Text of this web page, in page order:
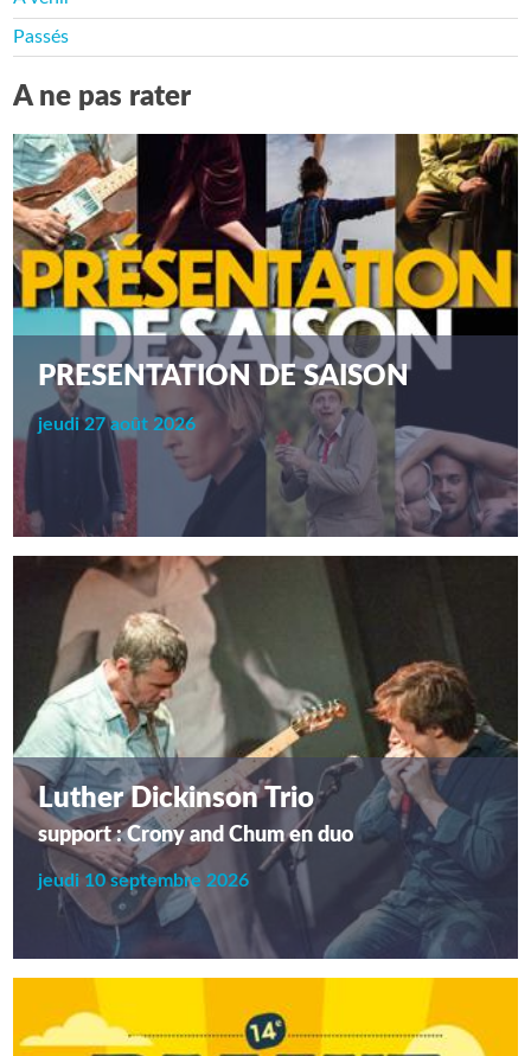
Passés
A ne pas rater
PRESENTATION DE SAISON
jeudi 27 août 2026
Luther Dickinson Trio
support : Crony and Chum en duo
jeudi 10 septembre 2026